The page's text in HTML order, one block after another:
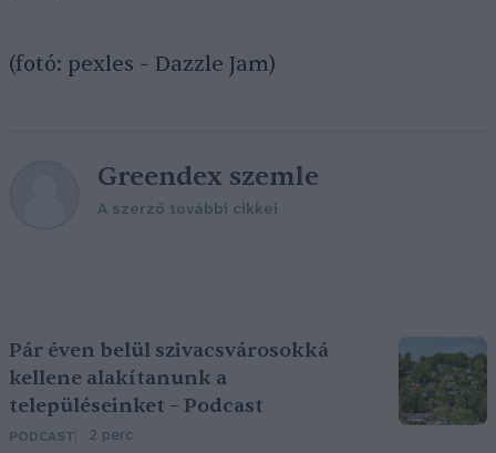
(fotó: pexles – Dazzle Jam)
Greendex szemle
A szerző további cikkei
Pár éven belül szivacsvárosokká
kellene alakítanunk a
településeinket – Podcast
PODCAST 2 perc